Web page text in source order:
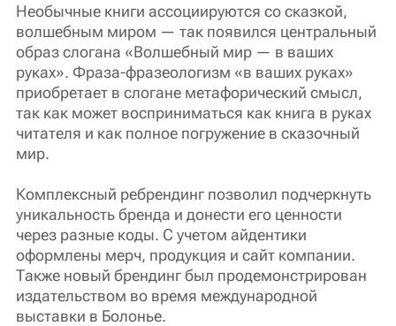
Необычные книги ассоциируются со сказкой,
волшебным миром — так появился центральный
образ слогана «Волшебный мир — в ваших
руках». Фраза-фразеологизм «в ваших руках»
приобретает в слогане метафорический смысл,
так как может восприниматься как книга в руках
читателя и как полное погружение в сказочный
мир.
Комплексный ребрендинг позволил подчеркнуть
уникальность бренда и донести его ценности
через разные коды. С учетом айдентики
оформлены мерч, продукция и сайт компании.
Также новый брендинг был продемонстрирован
издательством во время международной
выставки в Болонье.